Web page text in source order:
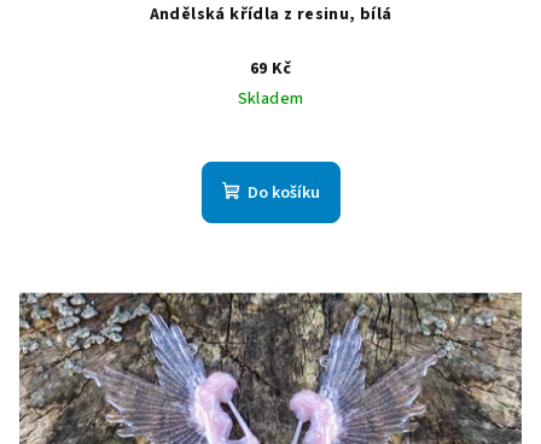
Andělská křídla z resinu, bílá
69 Kč
Skladem
Do košíku